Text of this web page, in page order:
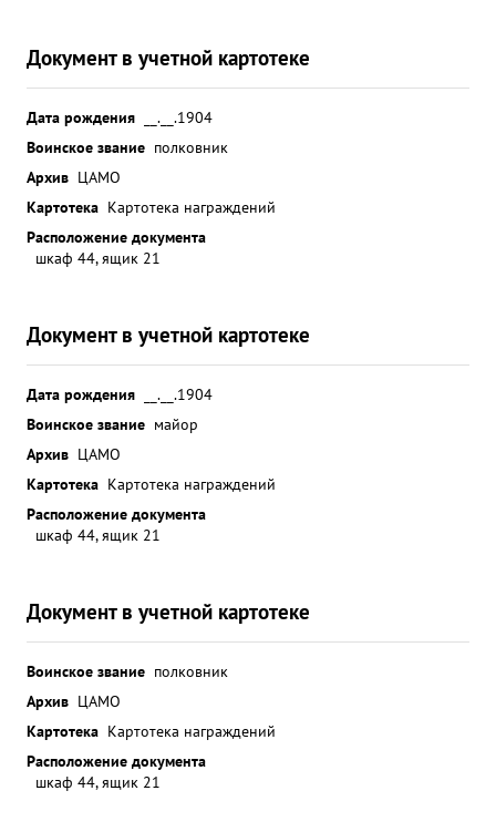
Документ в учетной картотеке
Дата рождения
__.__.1904
Воинское звание полковник
Архив ЦАМО
Картотека Картотека награждений
Расположение документа
шкаф 44, ящик 21
Документ в учетной картотеке
Дата рождения
__.__.1904
Воинское звание майор
Архив ЦАМО
Картотека Картотека награждений
Расположение документа
шкаф 44, ящик 21
Документ в учетной картотеке
Воинское звание полковник
Архив ЦАМО
Картотека Картотека награждений
Расположение документа
шкаф 44, ящик 21